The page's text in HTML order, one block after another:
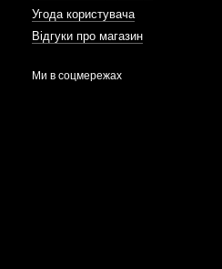
Угода користувача
Відгуки про магазин
Ми в соцмережах